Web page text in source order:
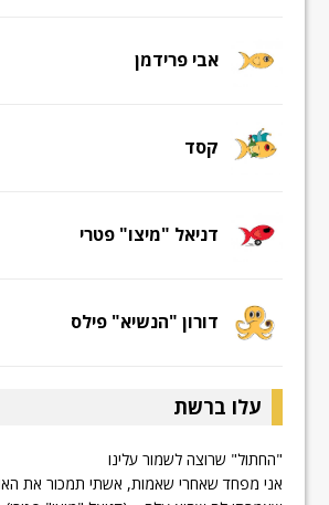
אבי פרידמן
קסד
דניאל "מיצו" פטרי
דורון "הנשיא" פילס
עלו ברשת
"החתול" שרוצה לשמור עלינו
אני מפחד שאחרי שאמות, אשתי תמכור את